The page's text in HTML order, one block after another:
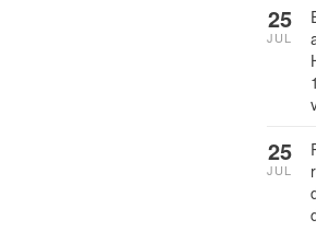
25
JUL
25
JUL